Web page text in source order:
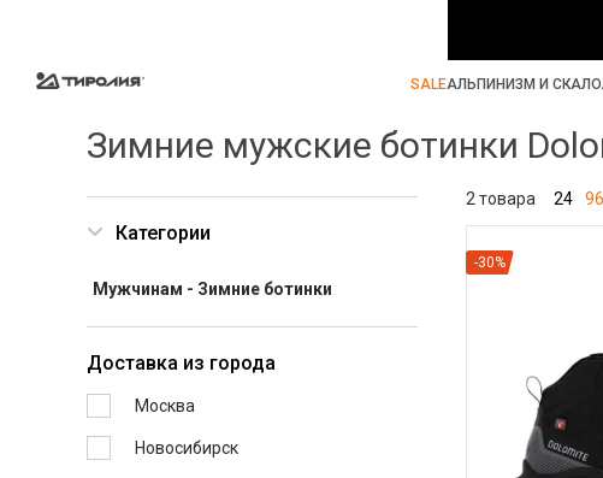
SALEАЛЬПИНИЗМ И
Зимние мужские ботинки
Категории
Мужчинам - Зимние ботинки
Доставка из города
Москва
Новосибирск
2 товара 24 96
-30%